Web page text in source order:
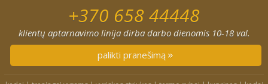
+370 658 44448
klientų aptarnavimo linija dirba darbo dienomis 10-18 val.
palikti pranešimą